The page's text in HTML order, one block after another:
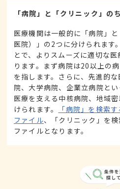
「病院」と「クリニック」の
医療機関は一般的に「病院」と
医院）」の2つに分けられます
とで、よりスムーズに適切な
ります。まず病院は20以上の
を指します。さらに、先進的
院、大学病院、企業立病院と
医療を支える中核病院、地域
けられます。
「病院」を検索
ファイル、「クリニック」を
ファイルとなります。